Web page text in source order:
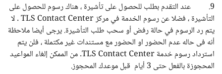
9. عند التقدم بطلب للحصول على تأشيرة ، هناك رسوم للحصول على
التأشيرة ، فضلا عن رسوم الخدمة في مركز TLS Contact Center . لا
يتم رد الرسوم في حالة رفض أو سحب طلب التأشيرة. يرجى أيضا ملاحظة
أنه فى حاله عدم الحضور او الحضور مع مستندات غير مكتملة ، فلن يتم
استرداد رسوم خدمة TLS Contact Center. من الممكن إلغاء المواعيد
المحجوزة بالفعل حتى 3 أيام قبل موعدك المحجوز.